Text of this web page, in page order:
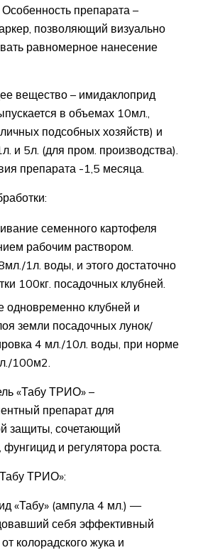
препарата –
позволяющий визуально
равномерное нанесение
вещество – имидаклоприд
в объемах 10мл.,
подсобных хозяйств) и
и 5л. (для пром. производства).
препарата -1,5 месяца.
семенного картофеля
рабочим раствором.
1л. воды, и этого достаточно
100кг. посадочных клубней.
клубней и
земли посадочных лунок/
4 мл./10л. воды, при норме
100м2.
«Табу ТРИО» –
препарат для
защиты, сочетающий
фунгицид и регулятора роста.
ТРИО»:
«Табу» (ампула 4 мл.) —
себя эффективный
колорадского жука и